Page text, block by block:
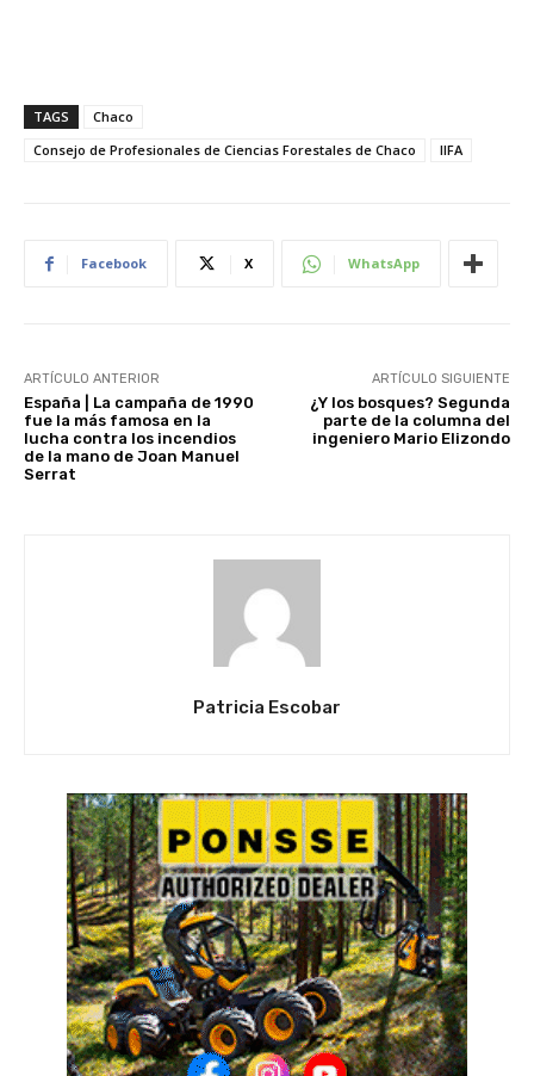
TAGS
Chaco
Consejo de Profesionales de Ciencias Forestales de Chaco
IIFA
Facebook X WhatsApp
ARTÍCULO ANTERIOR
España | La campaña de 1990
fue la más famosa en la
lucha contra los incendios
de la mano de Joan Manuel
Serrat
ARTÍCULO SIGUIENTE
¿Y los bosques? Segunda
parte de la columna del
ingeniero Mario Elizondo
Patricia Escobar